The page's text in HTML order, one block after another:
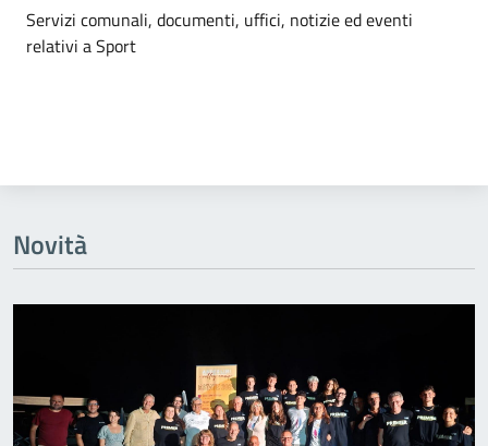
Dettagli dell'argomento
Servizi comunali, documenti, uffici, notizie ed eventi
relativi a Sport
Novità